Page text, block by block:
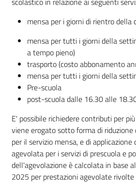
Newsletter
mensa per i giorni di rientro della
mensa per tutti i giorni della
a tempo pieno)
trasporto (costo abbonamento
mensa per tutti i giorni della
Pre-scuola
post-scuola dalle 16.30 alle
E' possibile richiedere contributi per
viene erogato sotto forma di
per il servizio mensa, e di
agevolata per i servizi di prescuola e
dell'agevolazione è calcolata in base
2025 per prestazioni agevolate